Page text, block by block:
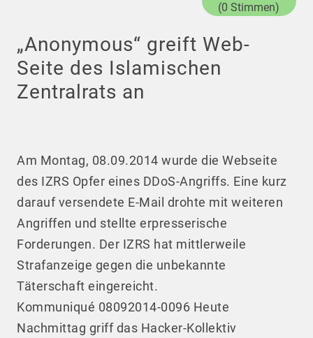
(0 Stimmen)
„Anonymous“ greift Web-
Seite des Islamischen
Zentralrats an
Am Montag, 08.09.2014 wurde die Webseite
des IZRS Opfer eines DDoS-Angriffs. Eine kurz
darauf versendete E-Mail drohte mit weiteren
Angriffen und stellte erpresserische
Forderungen. Der IZRS hat mittlerweile
Strafanzeige gegen die unbekannte
Täterschaft eingereicht.
Kommuniqué 08092014-0096 Heute
Nachmittag griff das Hacker-Kollektiv